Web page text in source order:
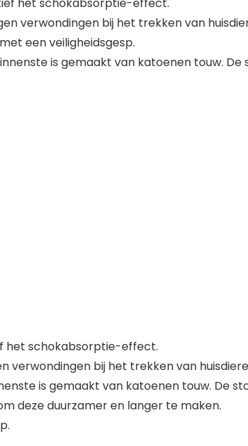
verwondingen bij het trekken van
een veiligheidsgesp.
is gemaakt van katoenen touw.
het schokabsorptie-effect.
verwondingen bij het trekken van
is gemaakt van katoenen touw. De
deze duurzamer en langer te maken.